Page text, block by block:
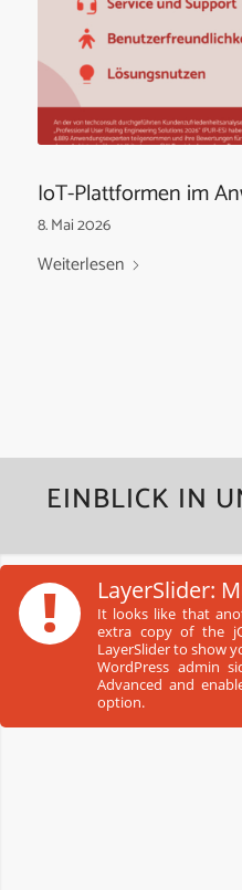
IoT-Plattformen im
8. Mai 2026
Weiterlesen
EINBLICK IN
! LayerSlider:
It looks like that
extra copy of the
LayerSlider to show
WordPress admin
Advanced and
option.